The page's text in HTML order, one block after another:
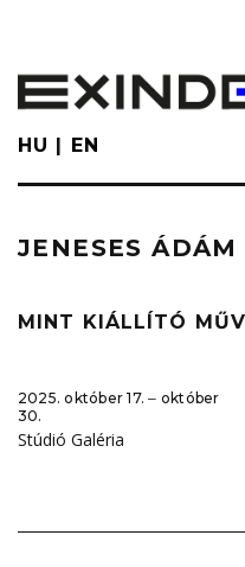
main
content
HU EN
JENESES ÁDÁM
MINT KIÁLLÍTÓ
2025. október 17. ‒ október
30.
Stúdió Galéria